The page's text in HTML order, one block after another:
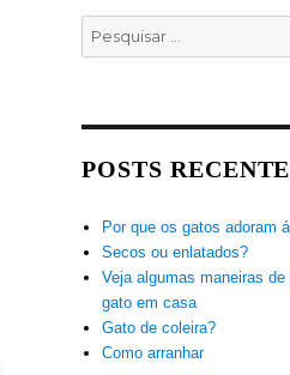
Pesquisar
POSTS
Por que os gatos adoram
Secos ou enlatados?
Veja algumas maneiras
gato em casa
Gato de coleira?
Como arranhar